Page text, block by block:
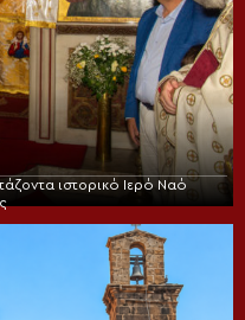
ιστορικό Ιερό Ναό